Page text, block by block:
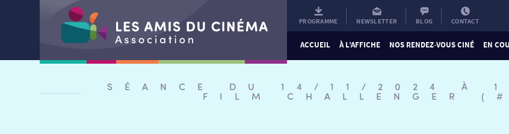
PROGRAMME NEWSLETTER BLOG CONTACT
ACCUEIL À L’AFFICHE NOS RENDEZ-VOUS CINÉ EN
SÉANCE DU 14/11/2024 À
FILM CHALLENGER